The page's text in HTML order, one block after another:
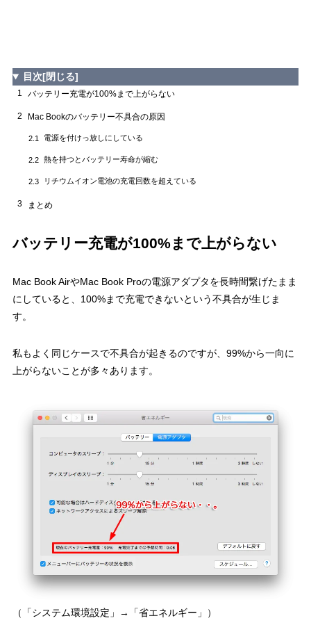
目次[閉じる]
1 バッテリー充電が100%まで上がらない
2 Mac Bookのバッテリー不具合の原因
2.1 電源を付けっ放しにしている
2.2 熱を持つとバッテリー寿命が縮む
2.3 リチウムイオン電池の充電回数を超えている
3 まとめ
バッテリー充電が100%まで上がらない
Mac Book AirやMac Book Proの電源アダプタを長時間繋げたまま
にしていると、100%まで充電できないという不具合が生じま
す。
私もよく同じケースで不具合が起きるのですが、99%から一向に
上がらないことが多々あります。
（「システム環境設定」→「省エネルギー」）